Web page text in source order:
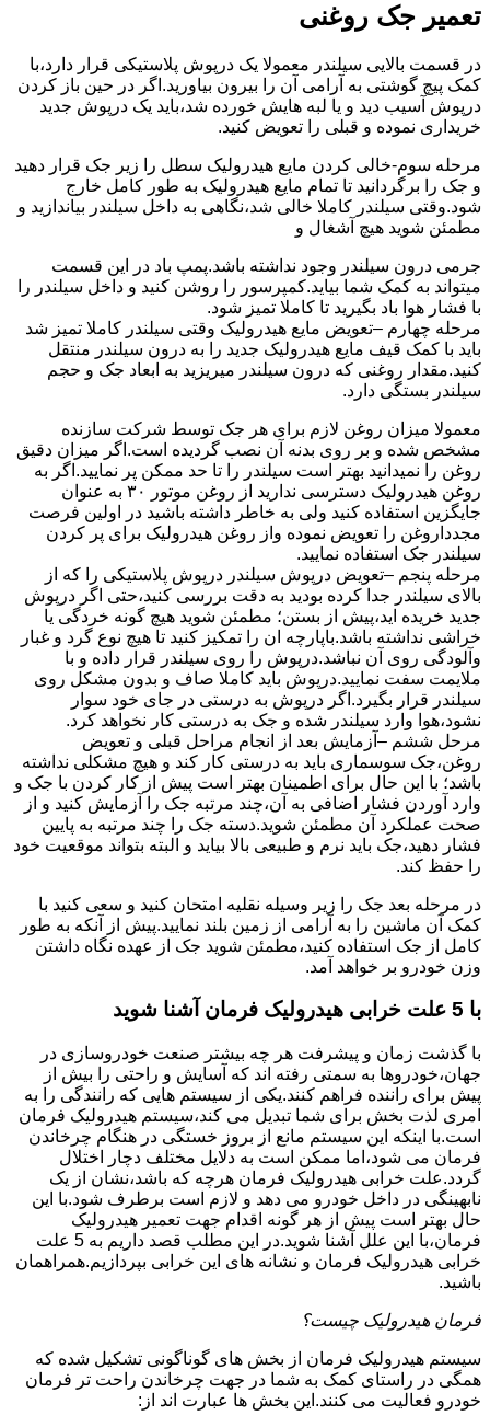
تعمیر جک روغنی
در قسمت بالایی سیلندر معمولا یک درپوش پلاستیکی قرار دارد،با
کمک پیچ گوشتی به آرامی آن را بیرون بیاورید.اگر در حین باز کردن
درپوش آسیب دید و یا لبه هایش خورده شد،باید یک درپوش جدید
خریداری نموده و قبلی را تعویض کنید.
مرحله سوم-خالی کردن مایع هیدرولیک سطل را زیر جک قرار دهید
و جک را برگردانید تا تمام مایع هیدرولیک به طور کامل خارج
شود.وقتی سیلندر کاملا خالی شد،نگاهی به داخل سیلندر بیاندازید و
مطمئن شوید هیچ آشغال و
جرمی درون سیلندر وجود نداشته باشد.پمپ باد در این قسمت
میتواند به کمک شما بیاید.کمپرسور را روشن کنید و داخل سیلندر را
با فشار هوا باد بگیرید تا کاملا تمیز شود.
مرحله چهارم –تعویض مایع هیدرولیک وقتی سیلندر کاملا تمیز شد
باید با کمک قیف مایع هیدرولیک جدید را به درون سیلندر منتقل
کنید.مقدار روغنی که درون سیلندر میریزید به ابعاد جک و حجم
سیلندر بستگی دارد.
معمولا میزان روغن لازم برای هر جک توسط شرکت سازنده
مشخص شده و بر روی بدنه آن نصب گردیده است.اگر میزان دقیق
روغن را نمیدانید بهتر است سیلندر را تا حد ممکن پر نمایید.اگر به
روغن هیدرولیک دسترسی ندارید از روغن موتور ۳۰ به عنوان
جایگزین استفاده کنید ولی به خاطر داشته باشید در اولین فرصت
مجدداروغن را تعویض نموده واز روغن هیدرولیک برای پر کردن
سیلندر جک استفاده نمایید.
مرحله پنجم –تعویض درپوش سیلندر درپوش پلاستیکی را که از
بالای سیلندر جدا کرده بودید به دقت بررسی کنید،حتی اگر درپوش
جدید خریده اید،پیش از بستن؛ مطمئن شوید هیچ گونه خردگی یا
خراشی نداشته باشد.باپارچه ان را تمکیز کنید تا هیچ نوع گرد و غبار
وآلودگی روی آن نباشد.درپوش را روی سیلندر قرار داده و با
ملایمت سفت نمایید.درپوش باید کاملا صاف و بدون مشکل روی
سیلندر قرار بگیرد.اگر درپوش به درستی در جای خود سوار
نشود،هوا وارد سیلندر شده و جک به درستی کار نخواهد کرد.
مرحل ششم –آزمایش بعد از انجام مراحل قبلی و تعویض
روغن،جک سوسماری باید به درستی کار کند و هیچ مشکلی نداشته
باشد؛ با این حال برای اطمینان بهتر است پیش از کار کردن با جک و
وارد آوردن فشار اضافی به آن،چند مرتبه جک را آزمایش کنید و از
صحت عملکرد آن مطمئن شوید.دسته جک را چند مرتبه به پایین
فشار دهید،جک باید نرم و طبیعی بالا بیاید و البته بتواند موقعیت خود
را حفظ کند.
در مرحله بعد جک را زیر وسیله نقلیه امتحان کنید و سعی کنید با
کمک آن ماشین را به آرامی از زمین بلند نمایید.پیش از آنکه به طور
کامل از جک استفاده کنید،مطمئن شوید جک از عهده نگاه داشتن
وزن خودرو بر خواهد آمد.
با 5 علت خرابی هیدرولیک فرمان آشنا شوید
با گذشت زمان و پیشرفت هر چه بیشتر صنعت خودروسازی در
جهان،خودروها به سمتی رفته اند که آسایش و راحتی را بیش از
پیش برای راننده فراهم کنند.یکی از سیستم هایی که رانندگی را به
امری لذت بخش برای شما تبدیل می کند،سیستم هیدرولیک فرمان
است.با اینکه این سیستم مانع از بروز خستگی در هنگام چرخاندن
فرمان می شود،اما ممکن است به دلایل مختلف دچار اختلال
گردد.علت خرابی هیدرولیک فرمان هرچه که باشد،نشان از یک
نابهینگی در داخل خودرو می دهد و لازم است برطرف شود.با این
حال بهتر است پیش از هر گونه اقدام جهت تعمیر هیدرولیک
فرمان،با این علل آشنا شوید.در این مطلب قصد داریم به 5 علت
خرابی هیدرولیک فرمان و نشانه های این خرابی بپردازیم.همراهمان
باشید.
فرمان هیدرولیک چیست؟
سیستم هیدرولیک فرمان از بخش های گوناگونی تشکیل شده که
همگی در راستای کمک به شما در جهت چرخاندن راحت تر فرمان
خودرو فعالیت می کنند.این بخش ها عبارت اند از: